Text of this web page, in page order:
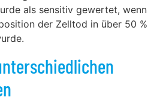
als sensitiv gewertet, wenn
der Zelltod in über 50 %